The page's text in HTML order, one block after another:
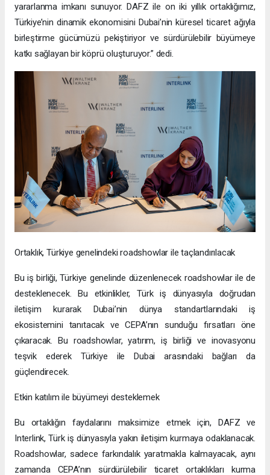
yararlanma imkanı sunuyor. DAFZ ile on iki yıllık ortaklığımız,
Türkiye’nin dinamik ekonomisini Dubai’nin küresel ticaret ağıyla
birleştirme gücümüzü pekiştiriyor ve sürdürülebilir büyümeye
katkı sağlayan bir köprü oluşturuyor.” dedi.
Ortaklık, Türkiye genelindeki roadshowlar ile taçlandırılacak
Bu iş birliği, Türkiye genelinde düzenlenecek roadshowlar ile de
desteklenecek. Bu etkinlikler, Türk iş dünyasıyla doğrudan
iletişim kurarak Dubai’nin dünya standartlarındaki iş
ekosistemini tanıtacak ve CEPA’nın sunduğu fırsatları öne
çıkaracak. Bu roadshowlar, yatırım, iş birliği ve inovasyonu
teşvik ederek Türkiye ile Dubai arasındaki bağları da
güçlendirecek.
Etkin katılım ile büyümeyi desteklemek
Bu ortaklığın faydalarını maksimize etmek için, DAFZ ve
Interlink, Türk iş dünyasıyla yakın iletişim kurmaya odaklanacak.
Roadshowlar, sadece farkındalık yaratmakla kalmayacak, aynı
zamanda CEPA’nın sürdürülebilir ticaret ortaklıkları kurma